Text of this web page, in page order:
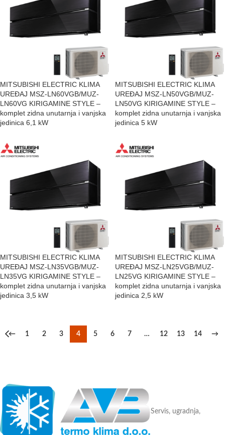
MITSUBISHI ELECTRIC KLIMA
UREĐAJ MSZ-LN60VGB/MUZ-
LN60VG KIRIGAMINE STYLE –
komplet zidna unutarnja i vanjska
jedinica 6,1 kW
MITSUBISHI ELECTRIC KLIMA
UREĐAJ MSZ-LN50VGB/MUZ-
LN50VG KIRIGAMINE STYLE –
komplet zidna unutarnja i vanjska
jedinica 5 kW
MITSUBISHI ELECTRIC KLIMA
UREĐAJ MSZ-LN35VGB/MUZ-
LN35VG KIRIGAMINE STYLE –
komplet zidna unutarnja i vanjska
jedinica 3,5 kW
MITSUBISHI ELECTRIC KLIMA
UREĐAJ MSZ-LN25VGB/MUZ-
LN25VG KIRIGAMINE STYLE –
komplet zidna unutarnja i vanjska
jedinica 2,5 kW
← 1 2 3 4 5 6 7 … 12 13 14 →
Servis, ugradnja,